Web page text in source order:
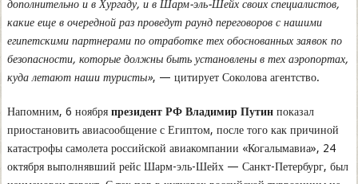
дополнительно и в Хургаду, и в Шарм-эль-Шейх своих специалистов,
какие еще в очередной раз проведут раунд переговоров с нашими
египетскими партнерами по отработке тех обоснованных заявок по
безопасности, которые должны быть установлены в тех аэропортах,
куда летают наши туристы», — цитирует Соколова агентство.
Напомним, 6 ноября президент РФ Владимир Путинпоказал
приостановить авиасообщение с Египтом, после того как причиной
катастрофы самолета российской авиакомпании «Когалымавиа», 24
октября выполнявший рейс Шарм-эль-Шейх — Санкт-Петербург, был